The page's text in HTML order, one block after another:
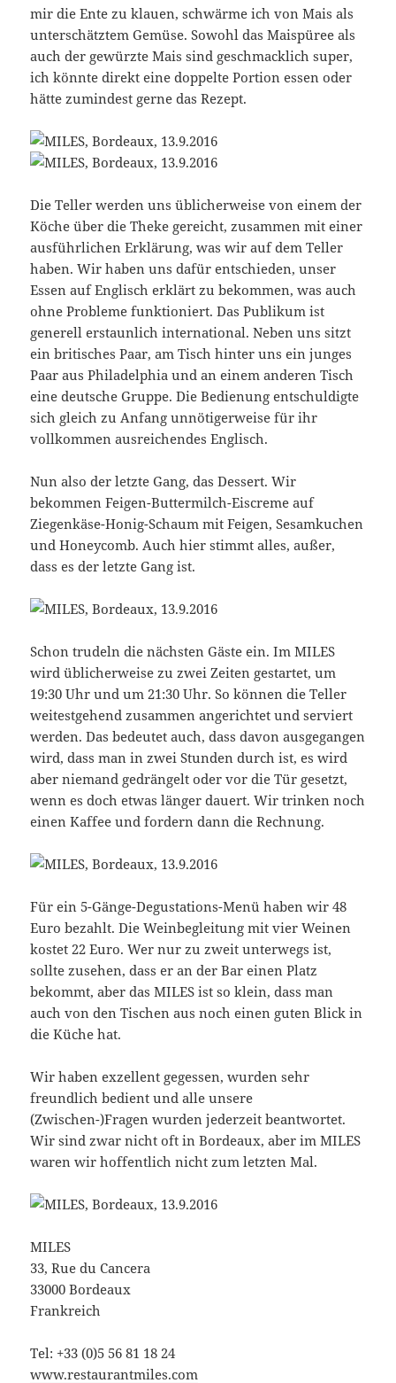
mir die Ente zu klauen, schwärme ich von Mais als
unterschätztem Gemüse. Sowohl das Maispüree als
auch der gewürzte Mais sind geschmacklich super,
ich könnte direkt eine doppelte Portion essen oder
hätte zumindest gerne das Rezept.
Die Teller werden uns üblicherweise von einem der
Köche über die Theke gereicht, zusammen mit einer
ausführlichen Erklärung, was wir auf dem Teller
haben. Wir haben uns dafür entschieden, unser
Essen auf Englisch erklärt zu bekommen, was auch
ohne Probleme funktioniert. Das Publikum ist
generell erstaunlich international. Neben uns sitzt
ein britisches Paar, am Tisch hinter uns ein junges
Paar aus Philadelphia und an einem anderen Tisch
eine deutsche Gruppe. Die Bedienung entschuldigte
sich gleich zu Anfang unnötigerweise für ihr
vollkommen ausreichendes Englisch.
Nun also der letzte Gang, das Dessert. Wir
bekommen Feigen-Buttermilch-Eiscreme auf
Ziegenkäse-Honig-Schaum mit Feigen, Sesamkuchen
und Honeycomb. Auch hier stimmt alles, außer,
dass es der letzte Gang ist.
Schon trudeln die nächsten Gäste ein. Im MILES
wird üblicherweise zu zwei Zeiten gestartet, um
19:30 Uhr und um 21:30 Uhr. So können die Teller
weitestgehend zusammen angerichtet und serviert
werden. Das bedeutet auch, dass davon ausgegangen
wird, dass man in zwei Stunden durch ist, es wird
aber niemand gedrängelt oder vor die Tür gesetzt,
wenn es doch etwas länger dauert. Wir trinken noch
einen Kaffee und fordern dann die Rechnung.
Für ein 5-Gänge-Degustations-Menü haben wir 48
Euro bezahlt. Die Weinbegleitung mit vier Weinen
kostet 22 Euro. Wer nur zu zweit unterwegs ist,
sollte zusehen, dass er an der Bar einen Platz
bekommt, aber das MILES ist so klein, dass man
auch von den Tischen aus noch einen guten Blick in
die Küche hat.
Wir haben exzellent gegessen, wurden sehr
freundlich bedient und alle unsere
(Zwischen-)Fragen wurden jederzeit beantwortet.
Wir sind zwar nicht oft in Bordeaux, aber im MILES
waren wir hoffentlich nicht zum letzten Mal.
MILES
33, Rue du Cancera
33000 Bordeaux
Frankreich
Tel: +33 (0)5 56 81 18 24
www.restaurantmiles.com